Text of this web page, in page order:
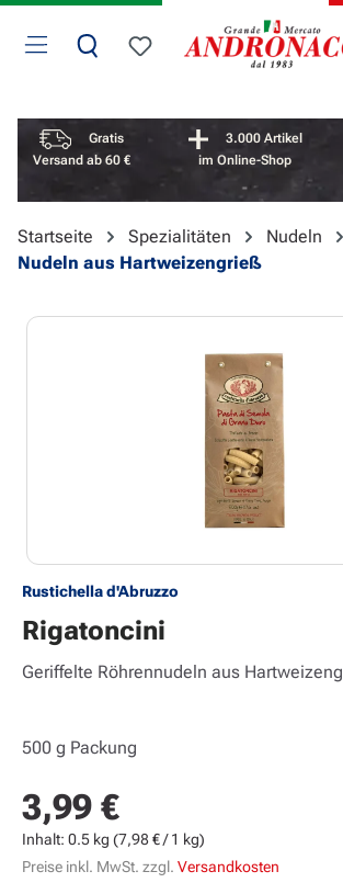
Zum Hauptinhalt springen
Du hast 0 Produkte auf
Vorteile überspringen
Gratis
Versand ab 60 €
3.000 Artikel
im Online-Shop
Startseite Spezialitäten
Nudeln
Nudeln aus Hartweizengrieß
Bildergalerie überspringen
Rustichella d'Abruzzo
Rigatoncini
Geriffelte Röhrennudeln aus
500 g Packung
Regulärer Preis:
3,99 €
Inhalt: 0.5 kg (7,98 € / 1 kg)
Preise inkl. MwSt. zzgl. Versandkosten